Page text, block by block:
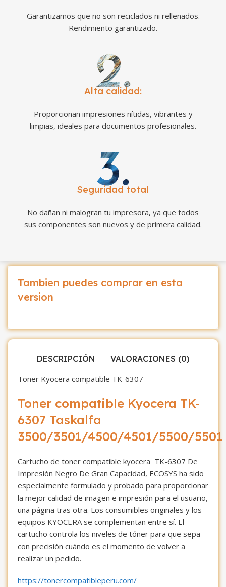
Garantizamos que no son reciclados ni rellenados.
Rendimiento garantizado.
Alta calidad:
Proporcionan impresiones nítidas, vibrantes y
limpias, ideales para documentos profesionales.
Seguridad total
No dañan ni malogran tu impresora, ya que todos
sus componentes son nuevos y de primera calidad.
DESCRIPCIÓN
VALORACIONES (0)
Toner Kyocera compatible TK-6307
Toner compatible Kyocera TK-
6307 Taskalfa
3500/3501/4500/4501/5500/5501
Cartucho de toner compatible kyocera TK-6307 De
Impresión Negro De Gran Capacidad, ECOSYS ha sido
especialmente formulado y probado para proporcionar
la mejor calidad de imagen e impresión para el usuario,
una página tras otra. Los consumibles originales y los
equipos KYOCERA se complementan entre sí. El
cartucho controla los niveles de tóner para que sepa
con precisión cuándo es el momento de volver a
realizar un pedido.
https://tonercompatibleperu.com/
Tambien puedes comprar en esta
version